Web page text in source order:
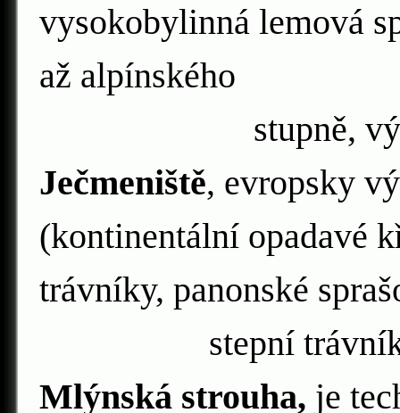
vysokobylinná lemová
až alpínského
stupně, výskyt
Ječmeniště, evropsky
(kontinentální opadavé
trávníky, panonské
stepní
Mlýnská strouha, je